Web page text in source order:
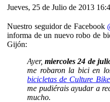
Jueves, 25 de Julio de 2013
Nuestro seguidor de Facebook
informa de un nuevo robo de
Gijón:
Ayer,miercoles 24 de
me robaron la bici en
bicicletas de Culture
me pudiérais ayudar a
mucho.